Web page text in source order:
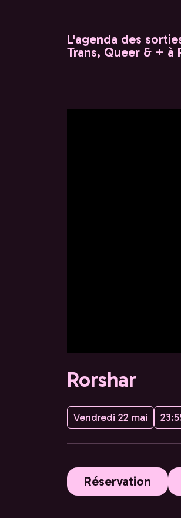
L'agenda des
Trans, Queer & + à
Rorshar
Vendredi 22 mai
Réservation